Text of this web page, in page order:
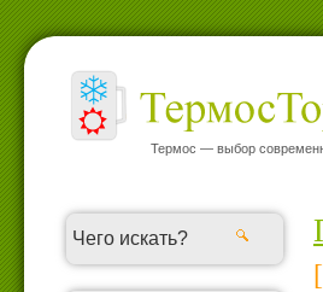
Термос — выбор